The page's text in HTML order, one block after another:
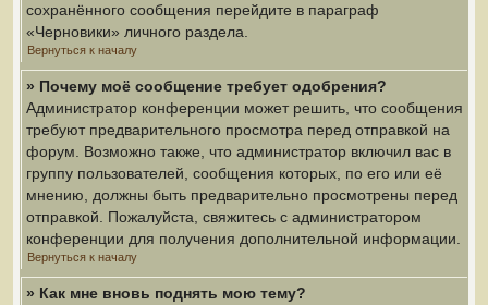
сохранённого сообщения перейдите в параграф
«Черновики» личного раздела.
Вернуться к началу
» Почему моё сообщение требует одобрения?
Администратор конференции может решить, что сообщения
требуют предварительного просмотра перед отправкой на
форум. Возможно также, что администратор включил вас в
группу пользователей, сообщения которых, по его или её
мнению, должны быть предварительно просмотрены перед
отправкой. Пожалуйста, свяжитесь с администратором
конференции для получения дополнительной информации.
Вернуться к началу
» Как мне вновь поднять мою тему?